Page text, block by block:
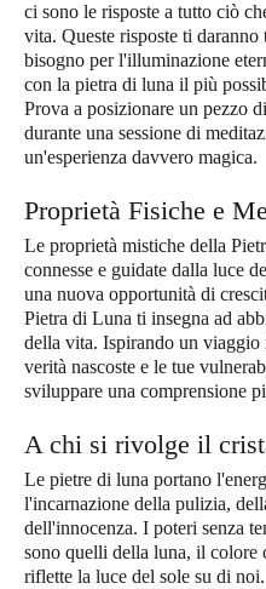
ci sono le risposte a tutto ciò
vita. Queste risposte ti
bisogno per l'illuminazione
con la pietra di luna il più
Prova a posizionare un pezzo
durante una sessione di
un'esperienza davvero magica.
Proprietà Fisiche e
Le proprietà mistiche della
connesse e guidate dalla luce
una nuova opportunità di
Pietra di Luna ti insegna ad
della vita. Ispirando un viaggio
verità nascoste e le tue
sviluppare una comprensione
A chi si rivolge il
Le pietre di luna portano
l'incarnazione della pulizia,
dell'innocenza. I poteri senza
sono quelli della luna, il colore
riflette la luce del sole su di